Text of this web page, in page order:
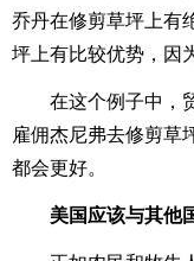
乔丹在修剪草坪上有
坪上有比较优势，因
在这个例子中，
雇佣杰尼弗去修剪草
都会更好。
美国应该与其他